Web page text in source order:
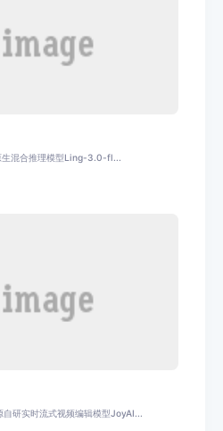
生混合推理模型Ling-3.0-fl...
研实时流式视频编辑模型JoyAI...